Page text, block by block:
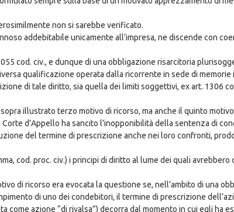
non si sarebbe verificato.
addebitabile unicamente all’impresa, ne discende con
cod. civ., e dunque di una obbligazione risarcitoria
qualificazione operata dalla ricorrente in sede di
di tale diritto, sia quella dei limiti soggettivi, ex art. 1306
illustrato terzo motivo di ricorso, ma anche il quinto
d’Appello ha sancito l’inopponibilità della sentenza di
del termine di prescrizione anche nei loro confronti,
cod. proc. civ.) i principi di diritto al lume dei quali
di ricorso era evocata la questione se, nell’ambito di una
di uno dei condebitori, il termine di prescrizione
azione “di rivalsa”) decorra dal momento in cui egli ha